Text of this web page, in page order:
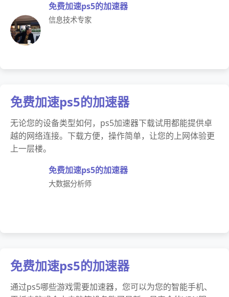
免费加速ps5的加速器
信息技术专家
免费加速ps5的加速器
无论您的设备类型如何，ps5加速器下载试用都能提供卓
越的网络连接。下载方便，操作简单，让您的上网体验更
上一层楼。
免费加速ps5的加速器
大数据分析师
免费加速ps5的加速器
通过ps5哪些游戏需要加速器，您可以为您的智能手机、